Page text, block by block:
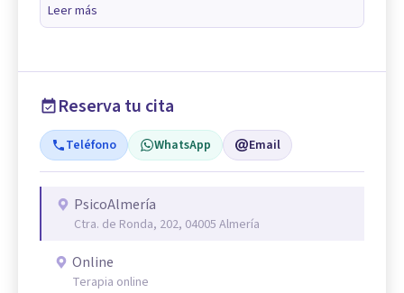
Leer más
Reserva tu cita
Teléfono WhatsApp Email
PsicoAlmería
Ctra. de Ronda, 202, 04005 Almería
Online
Terapia online